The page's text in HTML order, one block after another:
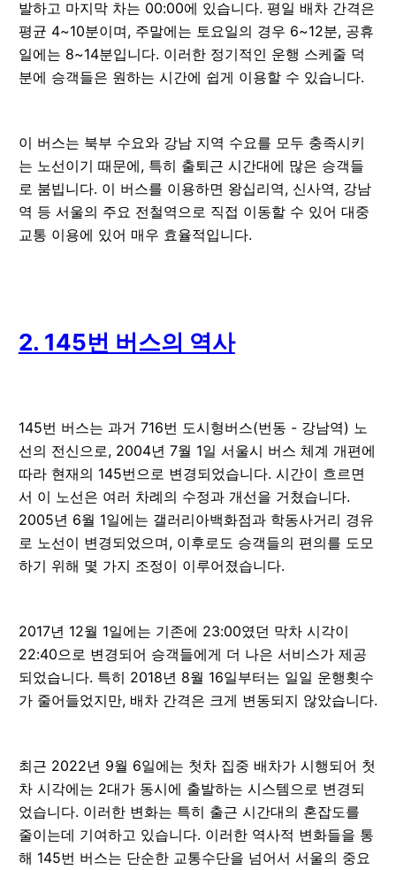
발하고 마지막 차는 00:00에 있습니다. 평일 배차 간격은
평균 4~10분이며, 주말에는 토요일의 경우 6~12분, 공휴
일에는 8~14분입니다. 이러한 정기적인 운행 스케줄 덕
분에 승객들은 원하는 시간에 쉽게 이용할 수 있습니다.
이 버스는 북부 수요와 강남 지역 수요를 모두 충족시키
는 노선이기 때문에, 특히 출퇴근 시간대에 많은 승객들
로 붐빕니다. 이 버스를 이용하면 왕십리역, 신사역, 강남
역 등 서울의 주요 전철역으로 직접 이동할 수 있어 대중
교통 이용에 있어 매우 효율적입니다.
2. 145번 버스의 역사
145번 버스는 과거 716번 도시형버스(번동 - 강남역) 노
선의 전신으로, 2004년 7월 1일 서울시 버스 체계 개편에
따라 현재의 145번으로 변경되었습니다. 시간이 흐르면
서 이 노선은 여러 차례의 수정과 개선을 거쳤습니다.
2005년 6월 1일에는 갤러리아백화점과 학동사거리 경유
로 노선이 변경되었으며, 이후로도 승객들의 편의를 도모
하기 위해 몇 가지 조정이 이루어졌습니다.
2017년 12월 1일에는 기존에 23:00였던 막차 시각이
22:40으로 변경되어 승객들에게 더 나은 서비스가 제공
되었습니다. 특히 2018년 8월 16일부터는 일일 운행횟수
가 줄어들었지만, 배차 간격은 크게 변동되지 않았습니다.
최근 2022년 9월 6일에는 첫차 집중 배차가 시행되어 첫
차 시각에는 2대가 동시에 출발하는 시스템으로 변경되
었습니다. 이러한 변화는 특히 출근 시간대의 혼잡도를
줄이는데 기여하고 있습니다. 이러한 역사적 변화들을 통
해 145번 버스는 단순한 교통수단을 넘어서 서울의 중요